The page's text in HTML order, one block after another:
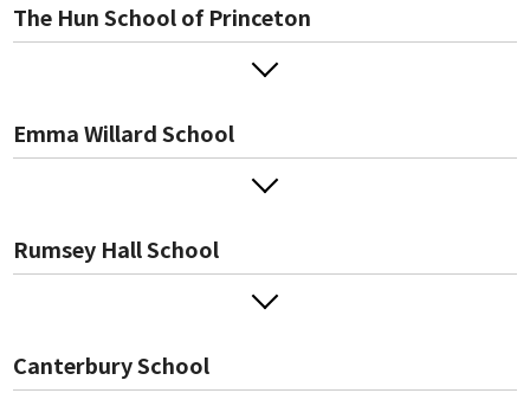
The Hun School of Princeton
Emma Willard School
Rumsey Hall School
Canterbury School